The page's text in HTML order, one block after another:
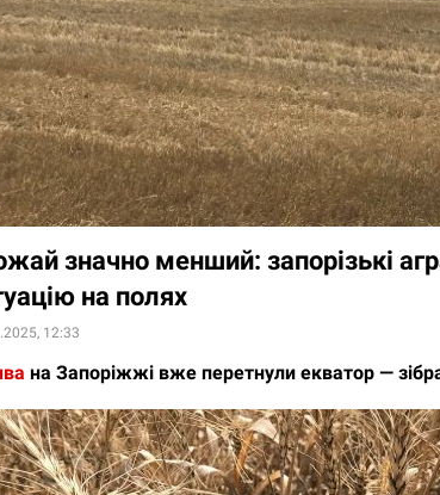
значно менший: запорізькі
на полях
12:33
на Запоріжжі вже перетнули екватор —